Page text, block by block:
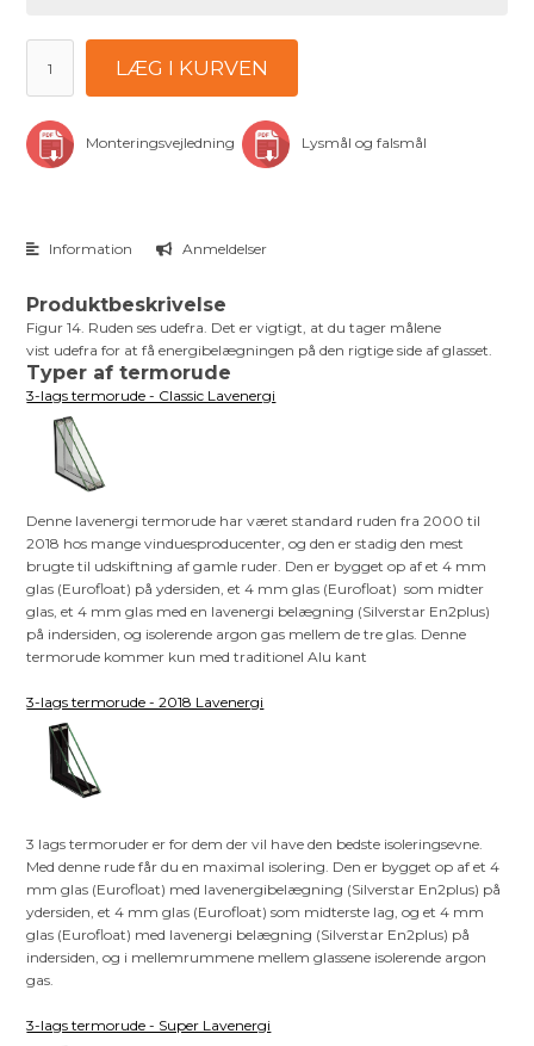
LÆG I KURVEN
Monteringsvejledning Lysmål og falsmål
Information Anmeldelser
Produktbeskrivelse
Figur 14. Ruden ses udefra. Det er vigtigt, at du tager målene
vist udefra for at få energibelægningen på den rigtige side af glasset.
Typer af termorude
3-lags termorude - Classic Lavenergi
Denne lavenergi termorude har været standard ruden fra 2000 til
2018 hos mange vinduesproducenter, og den er stadig den mest
brugte til udskiftning af gamle ruder. Den er bygget op af et 4 mm
glas (Eurofloat) på ydersiden, et 4 mm glas (Eurofloat) som midter
glas, et 4 mm glas med en lavenergi belægning (Silverstar En2plus)
på indersiden, og isolerende argon gas mellem de tre glas. Denne
termorude kommer kun med traditionel Alu kant
3-lags termorude - 2018 Lavenergi
3 lags termoruder er for dem der vil have den bedste isoleringsevne.
Med denne rude får du en maximal isolering. Den er bygget op af et 4
mm glas (Eurofloat) med lavenergibelægning (Silverstar En2plus) på
ydersiden, et 4 mm glas (Eurofloat) som midterste lag, og et 4 mm
glas (Eurofloat) med lavenergi belægning (Silverstar En2plus) på
indersiden, og i mellemrummene mellem glassene isolerende argon
gas.
3-lags termorude - Super Lavenergi